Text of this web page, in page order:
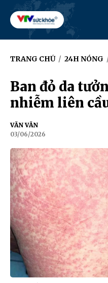
TRANG CHỦ / 24H NÓNG
Ban đỏ da
nhiễm liên
VĂN VĂN
03/06/2026